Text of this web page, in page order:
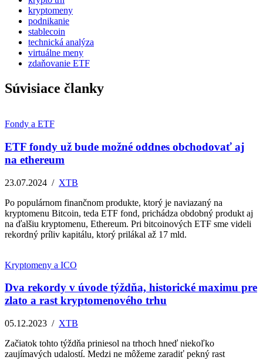
kryptomeny
podnikanie
stablecoin
technická analýza
virtuálne meny
zdaňovanie ETF
Súvisiace članky
Fondy a ETF
ETF fondy už bude možné oddnes obchodovať aj
na ethereum
23.07.2024 / XTB
Po populárnom finančnom produkte, ktorý je naviazaný na
kryptomenu Bitcoin, teda ETF fond, prichádza obdobný produkt aj
na ďalšiu kryptomenu, Ethereum. Pri bitcoinových ETF sme videli
rekordný príliv kapitálu, ktorý prilákal až 17 mld.
Kryptomeny a ICO
Dva rekordy v úvode týždňa, historické maximu pre
zlato a rast kryptomenového trhu
05.12.2023 / XTB
Začiatok tohto týždňa priniesol na trhoch hneď niekoľko
zaujímavých udalostí. Medzi ne môžeme zaradiť pekný rast